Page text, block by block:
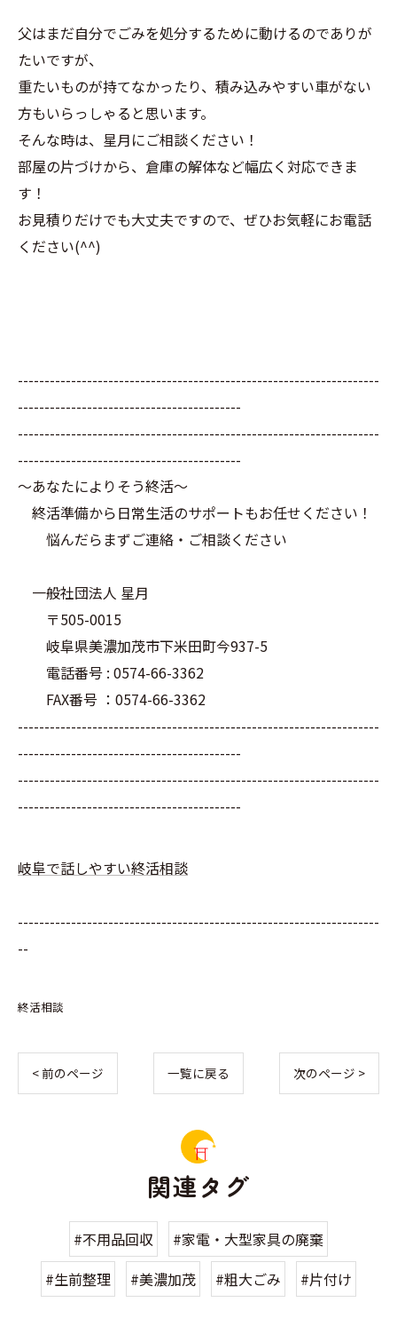
父はまだ自分でごみを処分するために動けるのでありが
たいですが、
重たいものが持てなかったり、積み込みやすい車がない
方もいらっしゃると思います。
そんな時は、星月にご相談ください！
部屋の片づけから、倉庫の解体など幅広く対応できま
す！
お見積りだけでも大丈夫ですので、ぜひお気軽にお電話
ください(^^)
--------------------------------------------------------------------
------------------------------------------
--------------------------------------------------------------------
------------------------------------------
～あなたによりそう終活～
終活準備から日常生活のサポートもお任せください！
悩んだらまずご連絡・ご相談ください
一般社団法人 星月
〒505-0015
岐阜県美濃加茂市下米田町今937-5
電話番号 : 0574-66-3362
FAX番号 ：0574-66-3362
--------------------------------------------------------------------
------------------------------------------
--------------------------------------------------------------------
------------------------------------------
岐阜で話しやすい終活相談
--------------------------------------------------------------------
--
終活相談
< 前のページ 一覧に戻る 次のページ >
関連タグ
#不用品回収
#家電・大型家具の廃棄
#生前整理
#美濃加茂 #粗大ごみ #片付け